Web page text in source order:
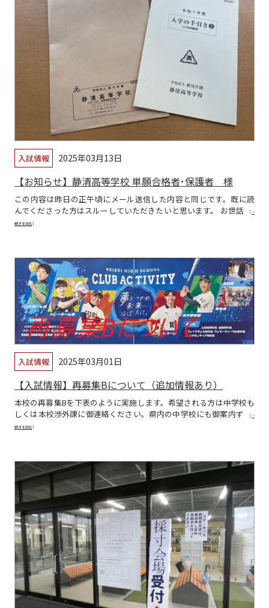
入試情報 2025年03月13日
【お知らせ】静清高等学校 単願合格者･保護者 様
この内容は昨日の正午頃にメール送信した内容と同じです。既に読
んでくださった方はスルーしていただきたいと思います。 お世話
[…
続きを読む]
入試情報 2025年03月01日
【入試情報】再募集Bについて（追加情報あり）
本校の再募集Bを下表のように実施します。希望される方は中学校も
しくは本校渉外課に御連絡ください。県内の中学校にも御案内ず
[…
続きを読む]